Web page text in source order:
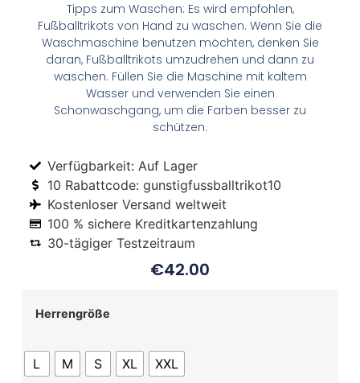
Tipps zum Waschen: Es wird empfohlen,
Fußballtrikots von Hand zu waschen. Wenn Sie die
Waschmaschine benutzen möchten, denken Sie
daran, Fußballtrikots umzudrehen und dann zu
waschen. Füllen Sie die Maschine mit kaltem
Wasser und verwenden Sie einen
Schonwaschgang, um die Farben besser zu
schützen.
Verfügbarkeit: Auf Lager
10 Rabattcode: gunstigfussballtrikot10
Kostenloser Versand weltweit
100 % sichere Kreditkartenzahlung
30-tägiger Testzeitraum
€42.00
Herrengröße
L M S XL XXL